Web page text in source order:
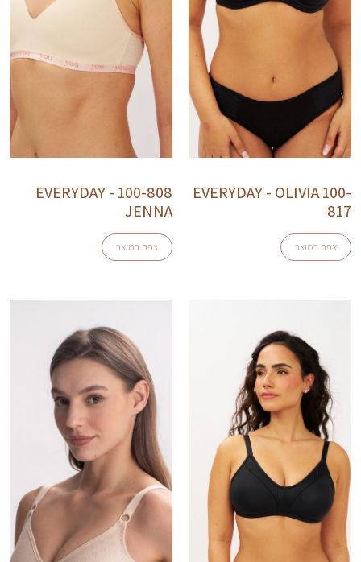
EVERYDAY - OLIVIA 100-
817
צפה במוצר
EVERYDAY - 100-808
JENNA
צפה במוצר